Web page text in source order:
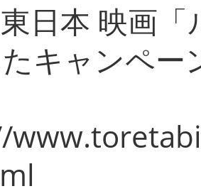
日本 映画
キャンペー